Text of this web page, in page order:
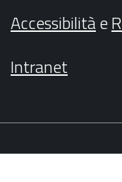
Accessibilitàe
Intranet